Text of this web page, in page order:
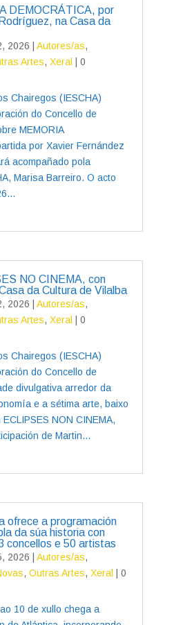
DEMOCRÁTICA, por
na Casa da
2026 Autores/as,
Artes, Xeral
| 0
Chairegos (IESCHA)
do Concello de
MEMORIA
por Xavier Fernández
acompañado pola
Marisa Barreiro. O acto
NO CINEMA, con
da Cultura de Vilalba
2026 Autores/as,
Artes, Xeral
| 0
Chairegos (IESCHA)
do Concello de
divulgativa arredor da
e a sétima arte, baixo
NON CINEMA,
de Martin...
ofrece a programación
da súa historia con
concellos e 50 artistas
2026 Autores/as,
, Outras Artes, Xeral
| 0
10 de xullo chega a